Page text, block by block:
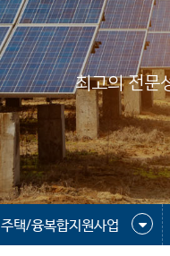
최고의 전문
주택/융복합지원사업